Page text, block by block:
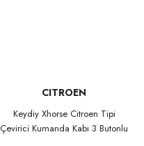
CITROEN
Keydiy Xhorse Citroen Tipi
Çevirici Kumanda Kabı 3 Butonlu